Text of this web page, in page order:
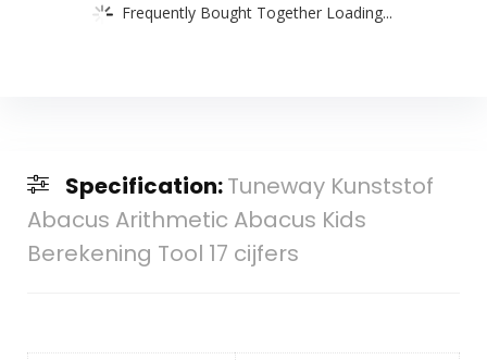
Frequently Bought Together Loading...
Specification:Tuneway Kunststof
Abacus Arithmetic Abacus Kids
Berekening Tool 17 cijfers